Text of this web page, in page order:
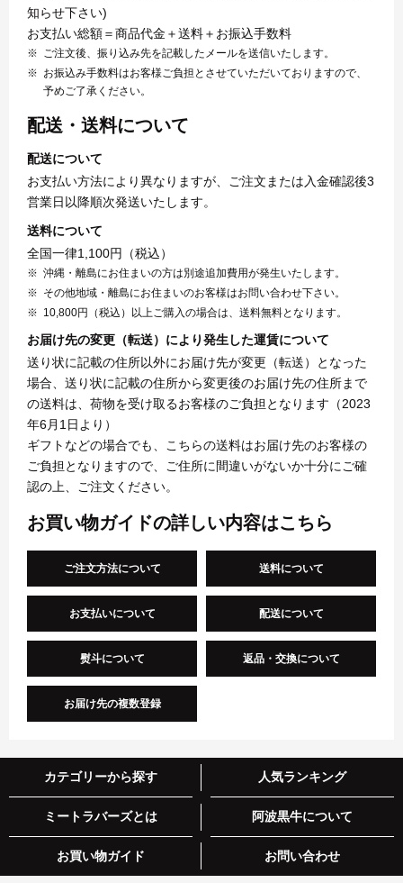
知らせ下さい)
お支払い総額＝商品代金＋送料＋お振込手数料
ご注文後、振り込み先を記載したメールを送信いたします。
お振込み手数料はお客様ご負担とさせていただいておりますので、
予めご了承ください。
配送・送料について
配送について
お支払い方法により異なりますが、ご注文または入金確認後3
営業日以降順次発送いたします。
送料について
全国一律1,100円（税込）
沖縄・離島にお住まいの方は別途追加費用が発生いたします。
その他地域・離島にお住まいのお客様はお問い合わせ下さい。
10,800円（税込）以上ご購入の場合は、送料無料となります。
お届け先の変更（転送）により発生した運賃について
送り状に記載の住所以外にお届け先が変更（転送）となった
場合、送り状に記載の住所から変更後のお届け先の住所まで
の送料は、荷物を受け取るお客様のご負担となります（2023
年6月1日より）
ギフトなどの場合でも、こちらの送料はお届け先のお客様の
ご負担となりますので、ご住所に間違いがないか十分にご確
認の上、ご注文ください。
お買い物ガイドの詳しい内容はこちら
ご注文方法について 送料について
お支払いについて 配送について
熨斗について 返品・交換について
お届け先の複数登録
カテゴリーから探す 人気ランキング
ミートラバーズとは 阿波黒牛について
お買い物ガイド お問い合わせ